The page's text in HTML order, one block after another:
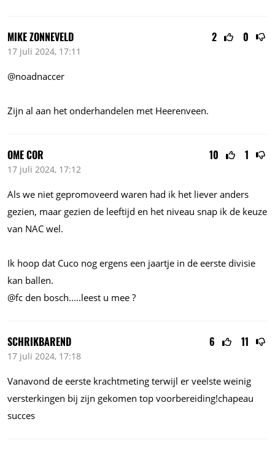
2 0
MIKE ZONNEVELD
17 juli 2024, 17:11
@noadnaccer
Zijn al aan het onderhandelen met Heerenveen.
10 1
OME COR
17 juli 2024, 17:12
Als we niet gepromoveerd waren had ik het liever anders
gezien, maar gezien de leeftijd en het niveau snap ik de keuze
van NAC wel.
Ik hoop dat Cuco nog ergens een jaartje in de eerste divisie
kan ballen.
@fc den bosch.....leest u mee ?
6 11
SCHRIKBAREND
17 juli 2024, 17:18
Vanavond de eerste krachtmeting terwijl er veelste weinig
versterkingen bij zijn gekomen top voorbereiding!chapeau
succes